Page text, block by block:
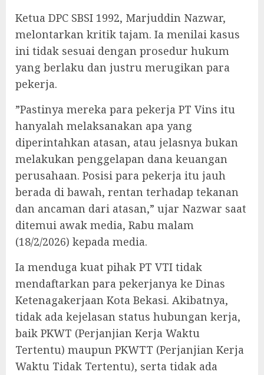
‎Ketua DPC SBSI 1992, Marjuddin Nazwar,
melontarkan kritik tajam. Ia menilai kasus
ini tidak sesuai dengan prosedur hukum
yang berlaku dan justru merugikan para
pekerja.
‎”Pastinya mereka para pekerja PT Vins itu
hanyalah melaksanakan apa yang
diperintahkan atasan, atau jelasnya bukan
melakukan penggelapan dana keuangan
perusahaan. Posisi para pekerja itu jauh
berada di bawah, rentan terhadap tekanan
dan ancaman dari atasan,” ujar Nazwar saat
ditemui awak media, Rabu malam
(18/2/2026) kepada media.
‎Ia menduga kuat pihak PT VTI tidak
mendaftarkan para pekerjanya ke Dinas
Ketenagakerjaan Kota Bekasi. Akibatnya,
tidak ada kejelasan status hubungan kerja,
baik PKWT (Perjanjian Kerja Waktu
Tertentu) maupun PKWTT (Perjanjian Kerja
Waktu Tidak Tertentu), serta tidak ada